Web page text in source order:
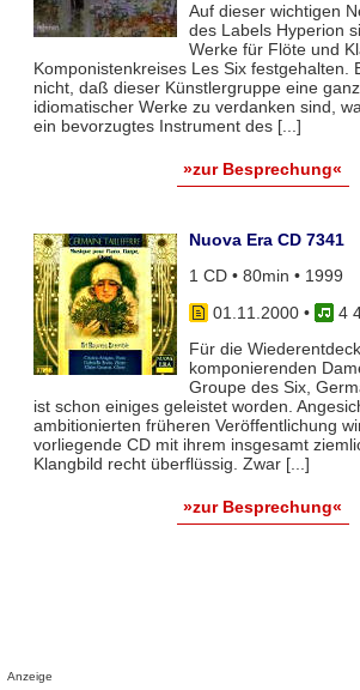
Auf dieser wichtigen
des Labels Hyperion
Werke für Flöte und
Komponistenkreises Les Six festgehalten.
nicht, daß dieser Künstlergruppe eine
idiomatischer Werke zu verdanken sind,
ein bevorzugtes Instrument des [...]
»zur Besprechung«
Nuova Era CD 7341
1 CD • 80min • 1999
01.11.2000•
4
Für die
komponierenden
Groupe des Six,
ist schon einiges geleistet worden.
ambitionierten früheren Veröffentlichung
vorliegende CD mit ihrem insgesamt
Klangbild recht überflüssig. Zwar [...]
»zur Besprechung«
Anzeige